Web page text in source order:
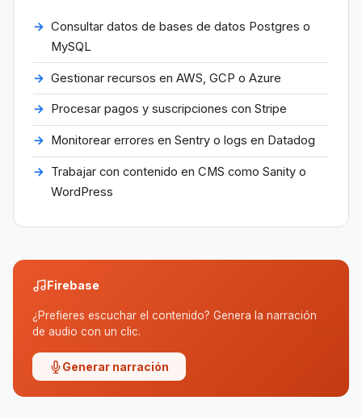
Consultar datos de bases de datos Postgres o
MySQL
Gestionar recursos en AWS, GCP o Azure
Procesar pagos y suscripciones con Stripe
Monitorear errores en Sentry o logs en Datadog
Trabajar con contenido en CMS como Sanity o
WordPress
Firebase
¿Prefieres escuchar el contenido? Genera la narración
de audio con un clic.
Generar narración